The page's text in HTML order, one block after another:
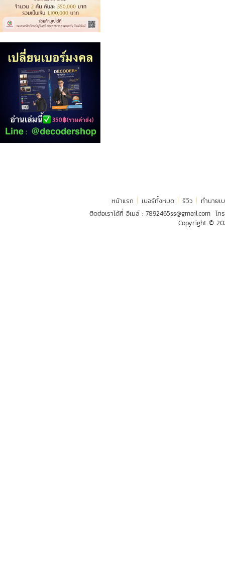
หน้าแรก เบอร์ทั้งหมด รีวิว
ทำนายเ
ติดต่อเราได้ที่ อีเมล์ : 7892465ss@gmail.com โท
Copyright ©